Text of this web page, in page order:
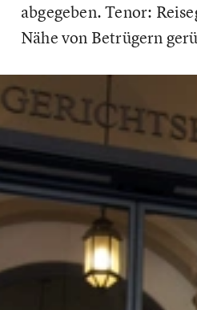
abgegeben. Tenor:
Nähe von Betrügern